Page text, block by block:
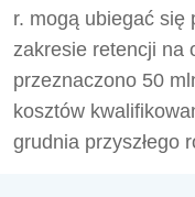
r. mogą ubiegać się
zakresie retencji na
przeznaczono 50
kosztów
grudnia przyszłego